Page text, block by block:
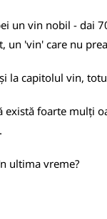
un vin nobil - dai
un 'vin' care nu
la capitolul vin,
există foarte mulți
ultima vreme?